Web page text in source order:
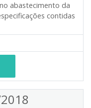
abastecimento da
contidas